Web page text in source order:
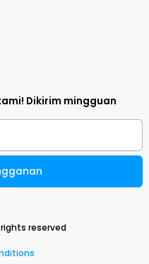
Dikirim mingguan
rights reserved